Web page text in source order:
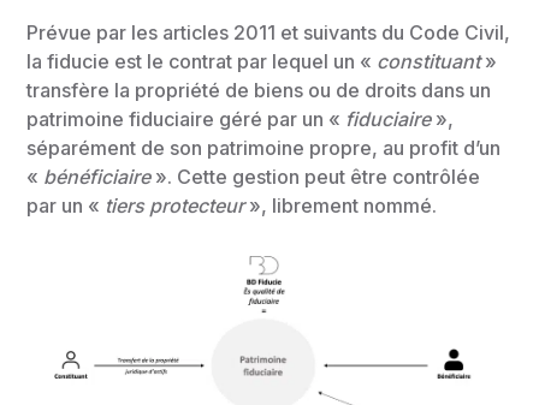
Prévue par les articles 2011 et suivants du Code Civil,
la fiducie est le contrat par lequel un « constituant»
transfère la propriété de biens ou de droits dans un
patrimoine fiduciaire géré par un « fiduciaire»,
séparément de son patrimoine propre, au profit d’un
« bénéficiaire». Cette gestion peut être contrôlée
par un « tiers protecteur», librement nommé.